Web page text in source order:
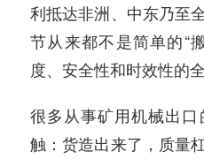
利抵达非洲、中东乃至
节从来都不是简单的“
度、安全性和时效性的
很多从事矿用机械出
触：货造出来了，质量